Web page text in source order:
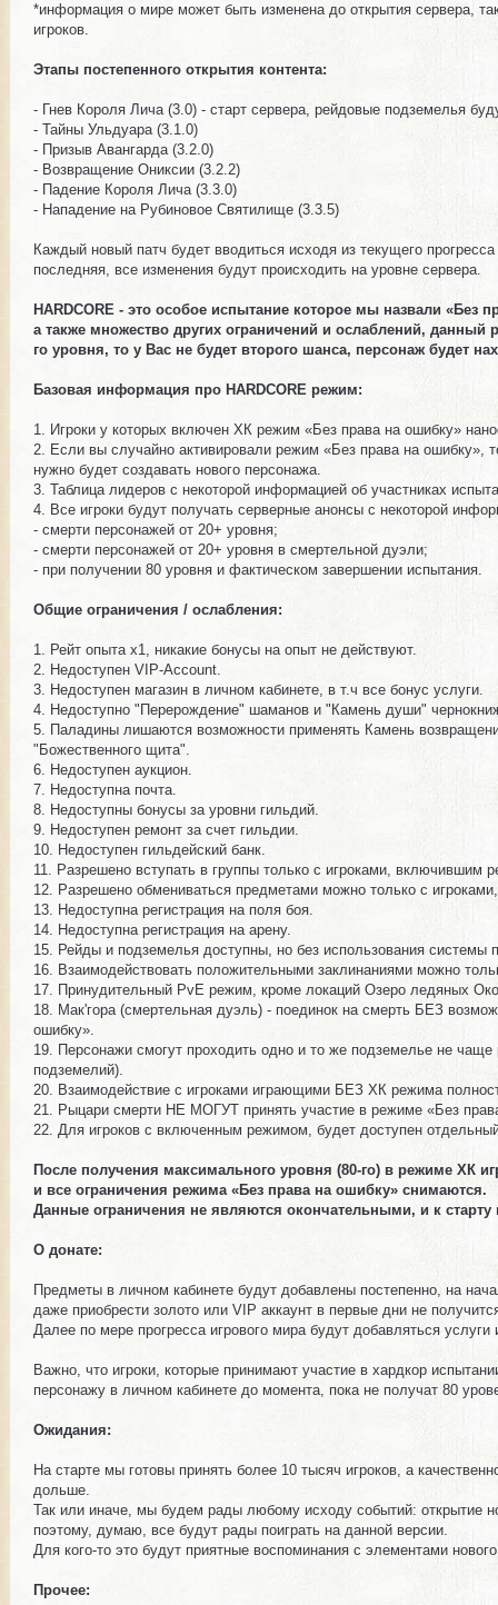
*информация о мире может быть изменена до открытия сервера,
игроков.
Этапы постепенного открытия контента:
- Гнев Короля Лича (3.0) - старт сервера, рейдовые подземелья
- Тайны Ульдуара (3.1.0)
- Призыв Авангарда (3.2.0)
- Возвращение Ониксии (3.2.2)
- Падение Короля Лича (3.3.0)
- Нападение на Рубиновое Святилище (3.3.5)
Каждый новый патч будет вводиться исходя из текущего
последняя, все изменения будут происходить на уровне сервера.
HARDCORE - это особое испытание которое мы назвали «Без
а также множество других ограничений и ослаблений,
го уровня, то у Вас не будет второго шанса, персонаж будет
Базовая информация про HARDCORE режим:
1. Игроки у которых включен ХК режим «Без права на ошибку»
2. Если вы случайно активировали режим «Без права на
нужно будет создавать нового персонажа.
3. Таблица лидеров с некоторой информацией об участниках
4. Все игроки будут получать серверные анонсы с некоторой
- смерти персонажей от 20+ уровня;
- смерти персонажей от 20+ уровня в смертельной дуэли;
- при получении 80 уровня и фактическом завершении испытания.
Общие ограничения / ослабления:
1. Рейт опыта х1, никакие бонусы на опыт не действуют.
2. Недоступен VIP-Account.
3. Недоступен магазин в личном кабинете, в т.ч все бонус услуги.
4. Недоступно "Перерождение" шаманов и "Камень души"
5. Паладины лишаются возможности применять Камень
"Божественного щита".
6. Недоступен аукцион.
7. Недоступна почта.
8. Недоступны бонусы за уровни гильдий.
9. Недоступен ремонт за счет гильдии.
10. Недоступен гильдейский банк.
11. Разрешено вступать в группы только с игроками,
12. Разрешено обмениваться предметами можно только с
13. Недоступна регистрация на поля боя.
14. Недоступна регистрация на арену.
15. Рейды и подземелья доступны, но без использования системы
16. Взаимодействовать положительными заклинаниями можно
17. Принудительный PvE режим, кроме локаций Озеро ледяных
18. Мак'гора (смертельная дуэль) - поединок на смерть БЕЗ
ошибку».
19. Персонажи смогут проходить одно и то же подземелье не
подземелий).
20. Взаимодействие с игроками играющими БЕЗ ХК режима
21. Рыцари смерти НЕ МОГУТ принять участие в режиме «Без
22. Для игроков с включенным режимом, будет доступен
После получения максимального уровня (80-го) в режиме ХК
и все ограничения режима «Без права на ошибку» снимаются.
Данные ограничения не являются окончательными, и к
О донате:
Предметы в личном кабинете будут добавлены постепенно, на
даже приобрести золото или VIP аккаунт в первые дни не
Далее по мере прогресса игрового мира будут добавляться
Важно, что игроки, которые принимают участие в хардкор
персонажу в личном кабинете до момента, пока не получат 80
Ожидания:
На старте мы готовы принять более 10 тысяч игроков, а
дольше.
Так или иначе, мы будем рады любому исходу событий: открытие
поэтому, думаю, все будут рады поиграть на данной версии.
Для кого-то это будут приятные воспоминания с элементами
Прочее: